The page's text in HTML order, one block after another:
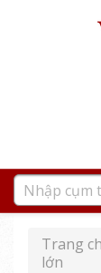
Trang
lớn